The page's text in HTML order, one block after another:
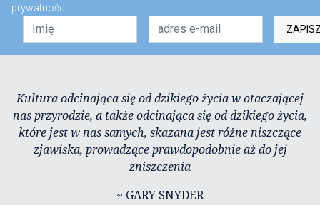
prywatności
Kultura odcinająca się od dzikiego życia w otaczającej
nas przyrodzie, a także odcinająca się od dzikiego życia,
które jest w nas samych, skazana jest różne niszczące
zjawiska, prowadzące prawdopodobnie aż do jej
zniszczenia
~ GARY SNYDER